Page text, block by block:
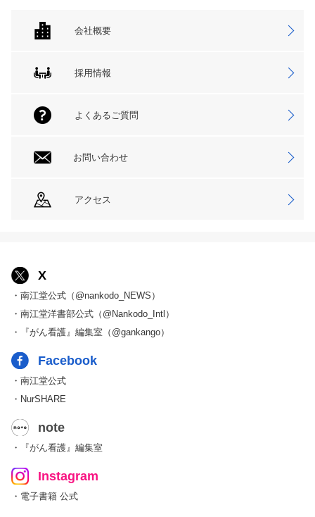
会社概要
採用情報
よくあるご質問
お問い合わせ
アクセス
X
・南江堂公式（@nankodo_NEWS）
・南江堂洋書部公式（@Nankodo_Intl）
・『がん看護』編集室（@gankango）
Facebook
・南江堂公式
・NurSHARE
note
・『がん看護』編集室
Instagram
・電子書籍 公式